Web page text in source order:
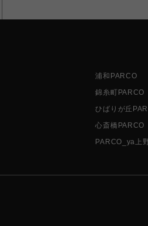
浦和PARCO
錦糸町PARCO
ひばりが丘
心斎橋PARCO
PARCO_ya上